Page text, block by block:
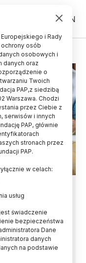
PL EN
dla
w
w
powinno być
na którego
i Rady
ochrony osób
osobowych i
danych oraz
o
Twoich
PAP,z siedzibą
Warszawa. Chodzi
przez Ciebie z
serwisów i innych
PAP, głównie
stronach przez
PAP.
w celach:
usług
świadczenie
bezpieczeństwa
Dane
danych
na podstawie